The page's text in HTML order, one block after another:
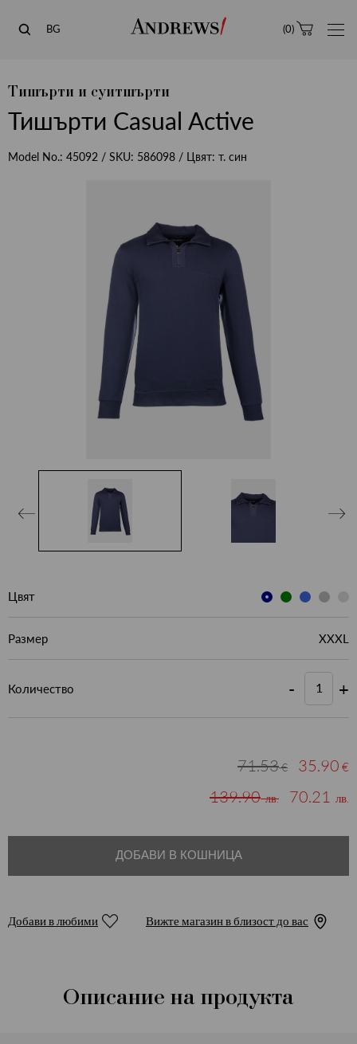
Andrews
BG (0)
Тишърти и суитшърти
Тишърти Casual Active
Model No.: 45092 / SKU: 586098 / Цвят: т. син
Цвят
Размер XXXL
Количество - +
71.53€ 35.90 €
139.90лв. 70.21 лв.
ДОБАВИ В КОШНИЦА
Добави в любими Вижте магазин в близост до вас
Описание на продукта